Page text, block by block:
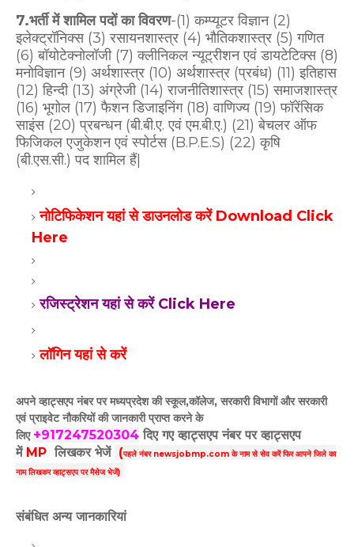
7.भर्ती में शामिल पदों का विवरण-(1) कम्प्यूटर विज्ञान (2)
इलेक्ट्रॉनिक्स (3) रसायनशास्त्र (4) भौतिकशास्त्र (5) गणित
(6) बॉयोटेक्नोलॉजी (7) क्लीनिकल न्यूट्रीशन एवं डायटेटिक्स (8)
मनोविज्ञान (9) अर्थशास्त्र (10) अर्थशास्त्र (प्रबंध) (11) इतिहास
(12) हिन्दी (13) अंग्रेजी (14) राजनीतिशास्त्र (15) समाजशास्त्र
(16) भूगोल (17) फैशन डिजाइनिंग (18) वाणिज्य (19) फॉरेंसिक
साइंस (20) प्रबन्धन (बी.बी.ए. एवं एम.बी.ए.) (21) बेचलर ऑफ
फिजिकल एजुकेशन एवं स्पोर्टस (B.P.E.S) (22) कृषि
(बी.एस.सी.) पद शामिल हैं|
नोटिफिकेशन यहां से डाउनलोड करें Download Click
Here
रजिस्ट्रेशन यहां से करें Click Here
लॉगिन यहां से करें
अपने व्हाट्सएप नंबर पर मध्यप्रदेश की स्कूल,कॉलेज, सरकारी विभागों और सरकारी
एवं प्राइवेट नौकरियों की जानकारी प्राप्त करने के
लिए +917247520304 दिए गएव्हाट्सएपनंबर पर व्हाट्सएप
में MP लिखकर भेजें (पहले नंबर newsjobmp.com के नाम से सेव करें फिर आपनेजिले का
नाम लिखकर व्हाट्सएप पर मैसेज भेजें)
संबंधित अन्य जानकारियां